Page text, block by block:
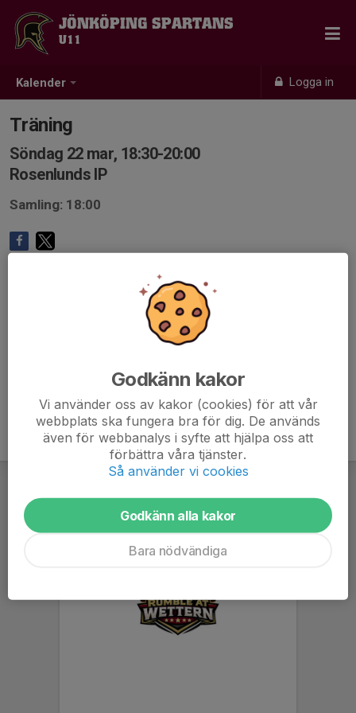
Kalender Logga in
JÖNKÖPING SPARTANS
U11
Träning
Söndag 22 mar, 18:30-20:00
Rosenlunds IP
Samling: 18:00
Godkänn kakor
Vi använder oss av kakor (cookies) för att vår
webbplats ska fungera bra för dig. De används
även för webbanalys i syfte att hjälpa oss att
förbättra våra tjänster.
Så använder vi cookies
Godkänn alla kakor
Bara nödvändiga